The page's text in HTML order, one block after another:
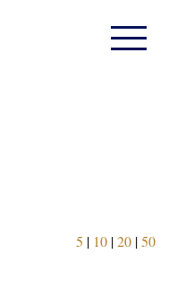
5 | 10 |20 |50